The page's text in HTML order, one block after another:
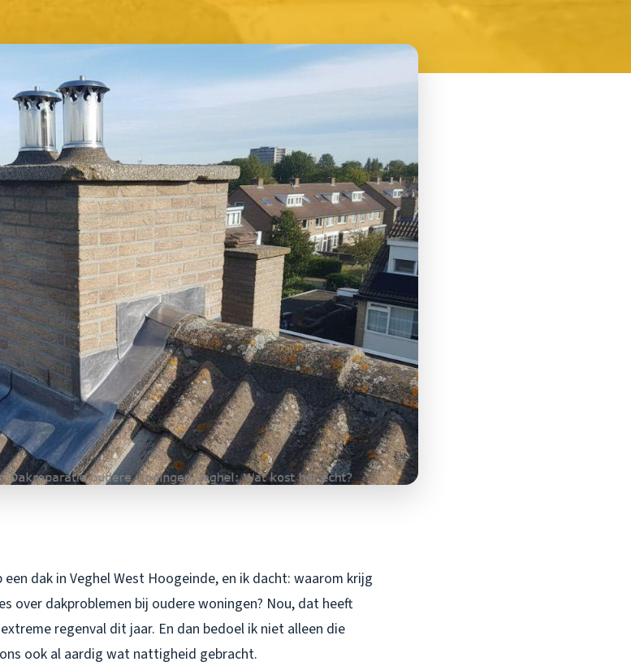
dak in Veghel West Hoogeinde, en ik dacht: waarom krijg
over dakproblemen bij oudere woningen? Nou, dat heeft
regenval dit jaar. En dan bedoel ik niet alleen die
ook al aardig wat nattigheid gebracht.